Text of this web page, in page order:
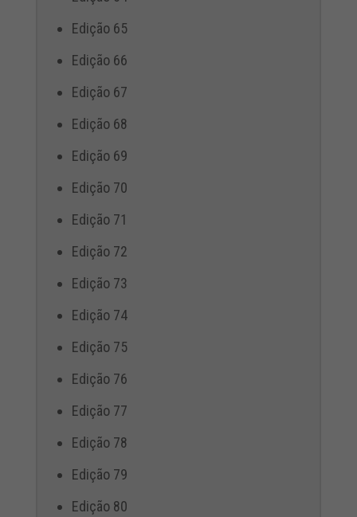
Edição 65
Edição 66
Edição 67
Edição 68
Edição 69
Edição 70
Edição 71
Edição 72
Edição 73
Edição 74
Edição 75
Edição 76
Edição 77
Edição 78
Edição 79
Edição 80